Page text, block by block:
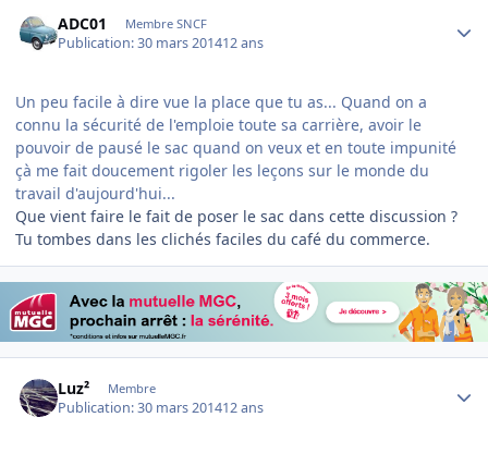
ADC01 Membre SNCF
Publication:30 mars 201412 ans
Un peu facile à dire vue la place que tu as... Quand on a
connu la sécurité de l'emploie toute sa carrière, avoir le
pouvoir de pausé le sac quand on veux et en toute impunité
çà me fait doucement rigoler les leçons sur le monde du
travail d'aujourd'hui...
Que vient faire le fait de poser le sac dans cette discussion ?
Tu tombes dans les clichés faciles du café du commerce.
Luz² Membre
Publication:30 mars 201412 ans